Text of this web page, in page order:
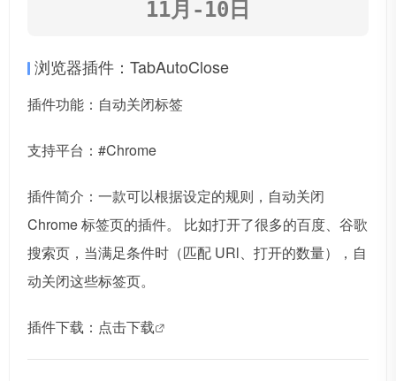
11月-10日
浏览器插件：TabAutoClose
插件功能：自动关闭标签
支持平台：#Chrome
插件简介：一款可以根据设定的规则，自动关闭
Chrome 标签页的插件。 比如打开了很多的百度、谷歌
搜索页，当满足条件时（匹配 URl、打开的数量），自
动关闭这些标签页。
插件下载： 点击下载